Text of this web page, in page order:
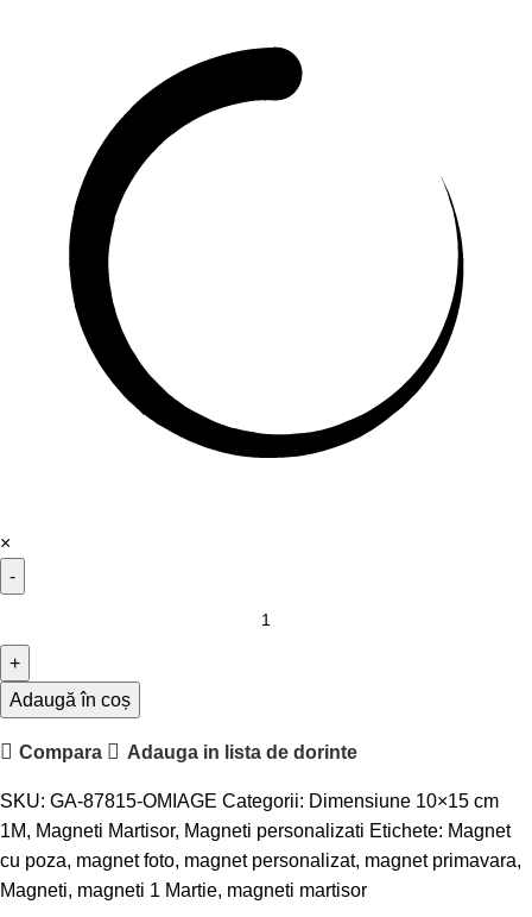
×
Adaugă în coș
Compara Adauga in lista de dorinte
SKU: GA-87815-OMIAGE Categorii: Dimensiune 10×15 cm
1M, Magneti Martisor, Magneti personalizati Etichete: Magnet
cu poza, magnet foto, magnet personalizat, magnet primavara,
Magneti, magneti 1 Martie, magneti martisor